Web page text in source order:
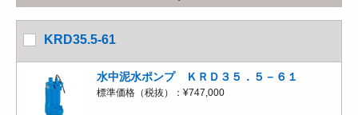
KRD35.5-61
水中泥水ポンプ ＫＲＤ３５．５－６１
標準価格（税抜）： ¥747,000